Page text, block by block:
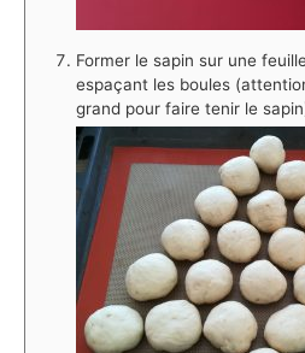
Former le sapin sur une
espaçant les boules
grand pour faire tenir le